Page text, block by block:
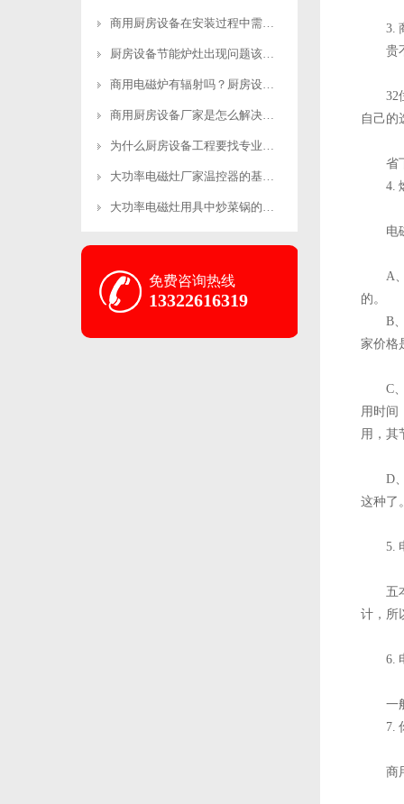
商用厨房设备在安装过程中需要注意哪些事项
厨房设备节能炉灶出现问题该怎么维修呢？
商用电磁炉有辐射吗？厨房设备厂家来解答！
商用厨房设备厂家是怎么解决售后的？
为什么厨房设备工程要找专业的公司？-生产
大功率电磁灶厂家温控器的基本工作原理和制
大功率电磁灶用具中炒菜锅的恰当操作方法
免费咨询热线
13322616319
3.
贵
32
自己的
省
4.
电
A
的。
B
家价格
C
用时间
用，其
D
这种了
5.
五
计，所
6.
一
7.
商